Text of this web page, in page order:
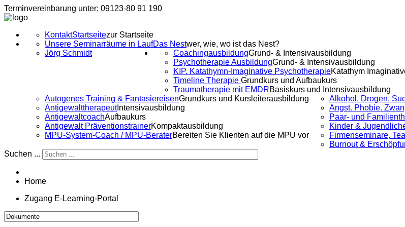
Terminvereinbarung unter: 09123-80 91 190
Startseitezur Startseite
Kontakt
Das Nestwer, wie, wo ist das Nest?
Unsere Seminarräume in Lauf
Jörg Schmidt
CoachingausbildungGrund- & Intensivausbildung
Psychotherapie AusbildungGrund- & Intensivausbildung
KIP. Katathymn-Imaginative PsychotherapieKatathym
Timeline Therapie Grundkurs und Aufbaukurs
Traumatherapie mit EMDRBasiskurs und Intensivausbildung
Autogenes Training & FantasiereisenGrundkurs und Kursleiterausbildung
AntigewalttherapeutIntensivausbildung
AntigewaltcoachAufbaukurs
Antigewalt PräventionstrainerKompaktausbildung
MPU-System-Coach / MPU-BeraterBereiten Sie Klienten auf die MPU vor
Alkohol. Drogen.
Angst. Phobie.
Paar- und
Kinder &
Firmenseminare,
Burnout &
Suchen ...
Home
Zugang E-Learning-Portal